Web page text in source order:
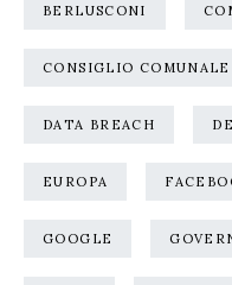
BERLUSCONI
CONSIGLIO COMUNALE
DATA BREACH
EUROPA
GOOGLE